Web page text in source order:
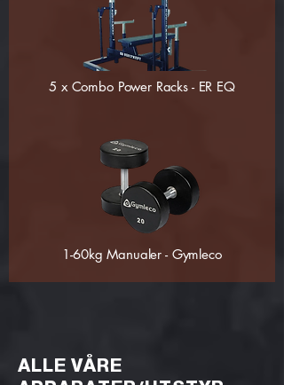
5 x Combo Power Racks - ER EQ
1-60kg Manualer - Gymleco
ALLE VÅRE